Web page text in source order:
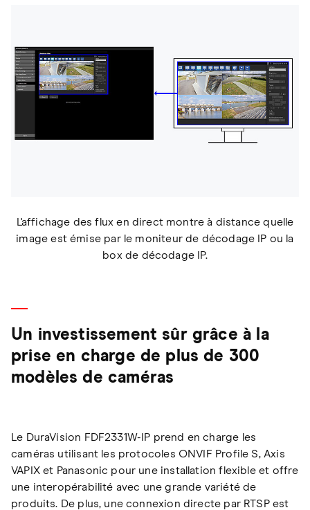
L'affichage des flux en direct montre à distance quelle
image est émise par le moniteur de décodage IP ou la
box de décodage IP.
Un investissement sûr grâce à la
prise en charge de plus de 300
modèles de caméras
Le DuraVision FDF2331W-IP prend en charge les
caméras utilisant les protocoles ONVIF Profile S, Axis
VAPIX et Panasonic pour une installation flexible et offre
une interopérabilité avec une grande variété de
produits. De plus, une connexion directe par RTSP est